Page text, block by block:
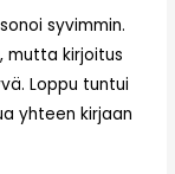
syvimmin.
mutta kirjoitus
Loppu tuntui
yhteen kirjaan